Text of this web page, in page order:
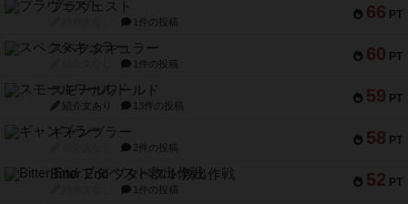
66 PT
ブラヴェスト
1件の投稿
60 PT
スペクタキュラー
1件の投稿
59 PT
スモールワールド
紹介文あり 13件の投稿
58 PT
ギャンブラー
2件の投稿
52 PT
Bitter End ブタペスト救出作戦
1件の投稿